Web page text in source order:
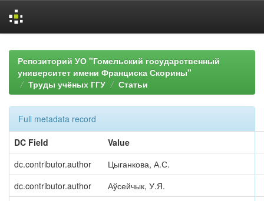
navigationРепозиторий УО "Гомельский государственный
университет имени Франциска Скорины"
Труды учёных ГГУ
Статьи
Full metadata record
DC Field
Value
dc.contributor.author
Цыганкова, А.С.
dc.contributor.author
Аўсейчык, У.Я.